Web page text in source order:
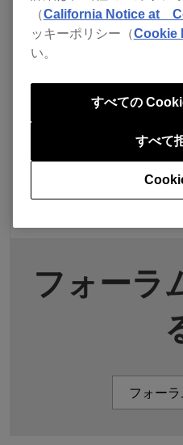
フォーラ
フォー
（California Notice at
ッキーポリシー（Cookie
い。
すべて
すべての